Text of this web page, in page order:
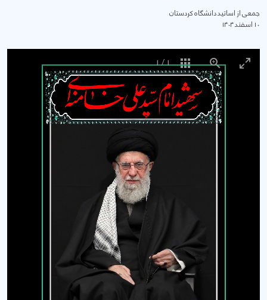
جمعی از اساتید دانشگاه کردستان
۱۰ اسفند ۱۴۰۴
1
/
1